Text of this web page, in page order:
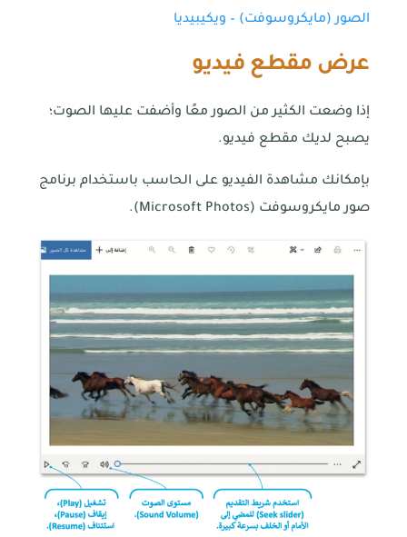
الصور (مايكروسوفت) – ويكيبيديا
عرض مقطع فيديو
إذا وضعت الكثير من الصور معًا وأضفت عليها الصوت؛
يصبح لديك مقطع فيديو.
بإمكانك مشاهدة الفيديو على الحاسب باستخدام برنامج
صور مايكروسوفت (Microsoft Photos).